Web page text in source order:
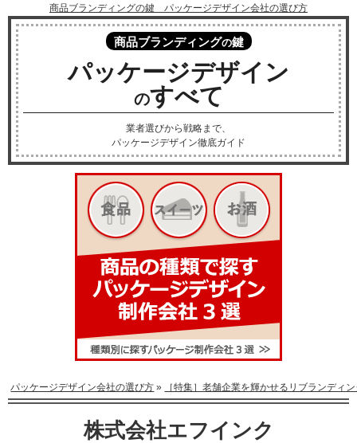
商品ブランディングの鍵 パッケージデザイン会社の選び方
商品ブランディングの鍵
パッケージデザイン
のすべて
業者選びから戦略まで、
パッケージデザイン徹底ガイド
パッケージデザイン会社の選び方 » ［特集］老舗企業を輝かせるリブランディ
株式会社エフインク